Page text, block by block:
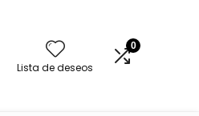
Lista de deseos
0